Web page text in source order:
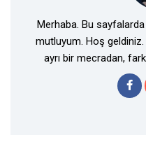
Merhaba. Bu
mutluyum. Hoş
ayrı bir mecradan,